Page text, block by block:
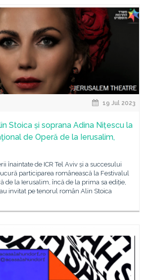
19 Jul 2023
Stoica și soprana Adina Nițescu la
de Operă de la Ierusalim,
înaintate de ICR Tel Aviv și a succesului
participarea românească la Festivalul
de la Ierusalim, încă de la prima sa ediție,
invitat pe tenorul român Alin Stoica